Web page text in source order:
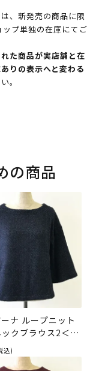
、新発売の商品に限
プ単独の在庫にてご
た商品が実店舗と在
りの表示へと変わる
。
の商品
ナ ループニット
クブラウス2＜M
込)